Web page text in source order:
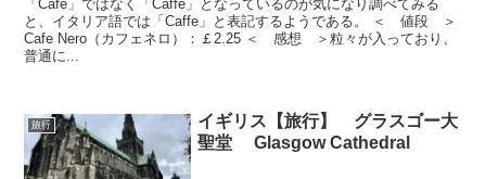
「Cafe」ではなく「Caffe」となっているのが気になり調べてみる
と、イタリア語では「Caffe」と表記するようである。 ＜ 値段 ＞
Cafe Nero（カフェネロ）：￡2.25 ＜ 感想 ＞粒々が入っており、
普通に...
旅行
イギリス【旅行】 グラスゴー大
聖堂 Glasgow Cathedral